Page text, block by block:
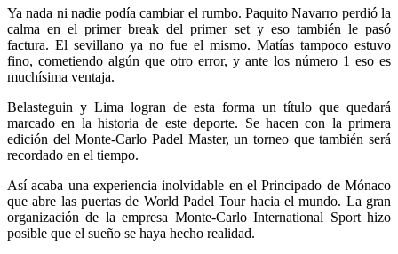
Ya nada ni nadie podía cambiar el rumbo. Paquito Navarro perdió la
calma en el primer break del primer set y eso también le pasó
factura. El sevillano ya no fue el mismo. Matías tampoco estuvo
fino, cometiendo algún que otro error, y ante los número 1 eso es
muchísima ventaja.
Belasteguin y Lima logran de esta forma un título que quedará
marcado en la historia de este deporte. Se hacen con la primera
edición del Monte-Carlo Padel Master, un torneo que también será
recordado en el tiempo.
Así acaba una experiencia inolvidable en el Principado de Mónaco
que abre las puertas de World Padel Tour hacia el mundo. La gran
organización de la empresa Monte-Carlo International Sport hizo
posible que el sueño se haya hecho realidad.